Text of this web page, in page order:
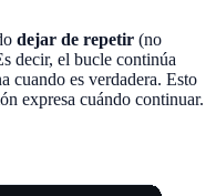
dejar de repetir (no
decir, el bucle continúa
cuando es verdadera. Esto
expresa cuándo continuar.